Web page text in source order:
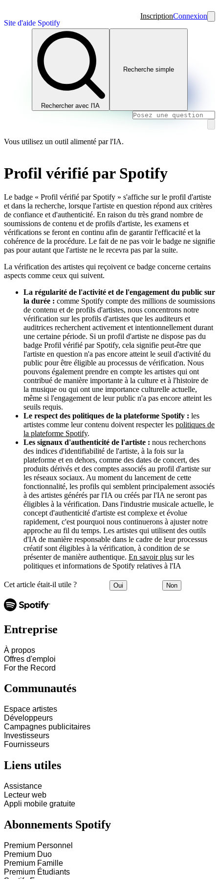
Site d'aide Spotify
InscriptionConnexion
Rechercher avec l'IA
Recherche simple
Vous utilisez un outil alimenté par l'IA.
Profil vérifié par Spotify
Le badge « Profil vérifié par Spotify » s'affiche sur le profil d'artiste
et dans la recherche, lorsque l'artiste en question répond aux critères
de confiance et d'authenticité. En raison du très grand nombre de
soumissions de contenu et de profils d'artiste, les examens et
vérifications se feront en continu afin de garantir l'efficacité et la
cohérence de la procédure. Le fait de ne pas voir le badge ne signifie
pas pour autant que l'artiste ne le recevra pas par la suite.
La vérification des artistes qui reçoivent ce badge concerne certains
aspects comme ceux qui suivent.
La régularité de l'activité et de l'engagement du public sur
la durée : comme Spotify compte des millions de soumissions
de contenu et de profils d'artistes, nous concentrons notre
vérification sur les profils d'artistes que les auditeurs et
auditrices recherchent activement et intentionnellement durant
une certaine période. Si un profil d'artiste ne dispose pas du
badge Profil vérifié par Spotify, cela signifie peut-être que
l'artiste en question n'a pas encore atteint le seuil d'activité du
public pour être éligible au processus de vérification. Nous
pouvons également prendre en compte les artistes qui ont
contribué de manière importante à la culture et à l'histoire de
la musique ou qui ont une importance culturelle actuelle,
même si l'engagement de leur public n'a pas encore atteint les
seuils requis.
Le respect des politiques de la plateforme Spotify : les
artistes comme leur contenu doivent respecter les politiques de
la plateforme Spotify.
Les signaux d'authenticité de l'artiste : nous recherchons
des indices d'identifiabilité de l'artiste, à la fois sur la
plateforme et en dehors, comme des dates de concert, des
produits dérivés et des comptes associés au profil d'artiste sur
les réseaux sociaux. Au moment du lancement de cette
fonctionnalité, les profils qui semblent principalement associés
à des artistes générés par l'IA ou créés par l'IA ne seront pas
éligibles à la vérification. Dans l'industrie musicale actuelle, le
concept d'authenticité d'artiste est complexe et évolue
rapidement, c'est pourquoi nous continuerons à ajuster notre
approche au fil du temps. Les artistes qui utilisent des outils
d'IA de manière responsable dans le cadre de leur processus
créatif sont éligibles à la vérification, à condition de se
présenter de manière authentique. En savoir plus sur les
politiques et informations de Spotify relatives à l'IA
Cet article était-il utile ? Oui Non
Entreprise
À propos
Offres d'emploi
For the Record
Communautés
Espace artistes
Développeurs
Campagnes publicitaires
Investisseurs
Fournisseurs
Liens utiles
Assistance
Lecteur web
Appli mobile gratuite
Abonnements Spotify
Premium Personnel
Premium Duo
Premium Famille
Premium Étudiants